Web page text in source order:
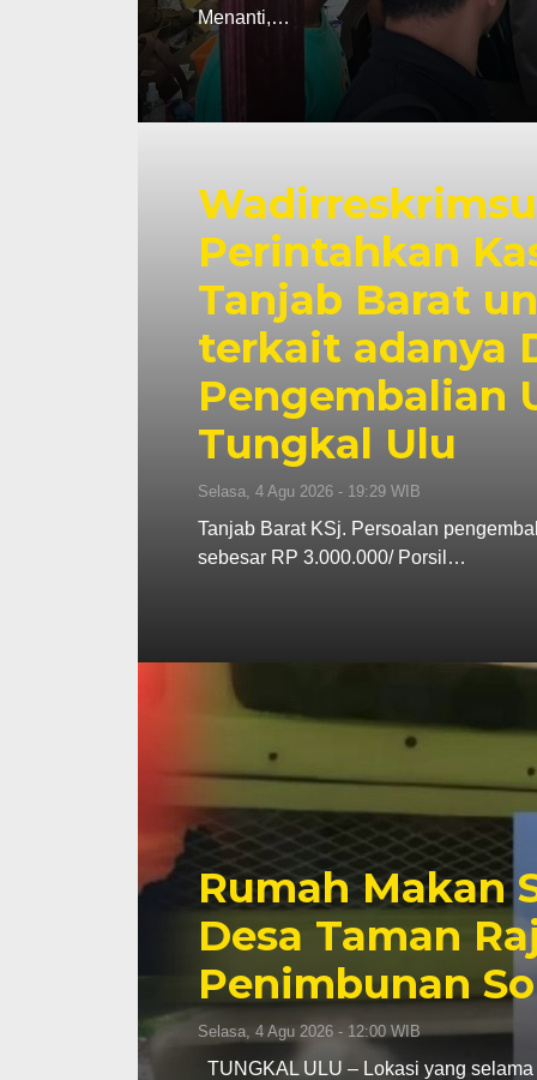
Menanti,…
Perintahkan
Tanjab Barat
terkait adanya
Pengembalian
Tungkal Ulu
Selasa, 4 Agu 2026 - 19:29 WIB
Tanjab Barat KSj. Persoalan
sebesar RP 3.000.000/ Porsil…
Rumah Makan
Desa Taman
Penimbunan
Selasa, 4 Agu 2026 - 12:00 WIB
TUNGKAL ULU – Lokasi yang